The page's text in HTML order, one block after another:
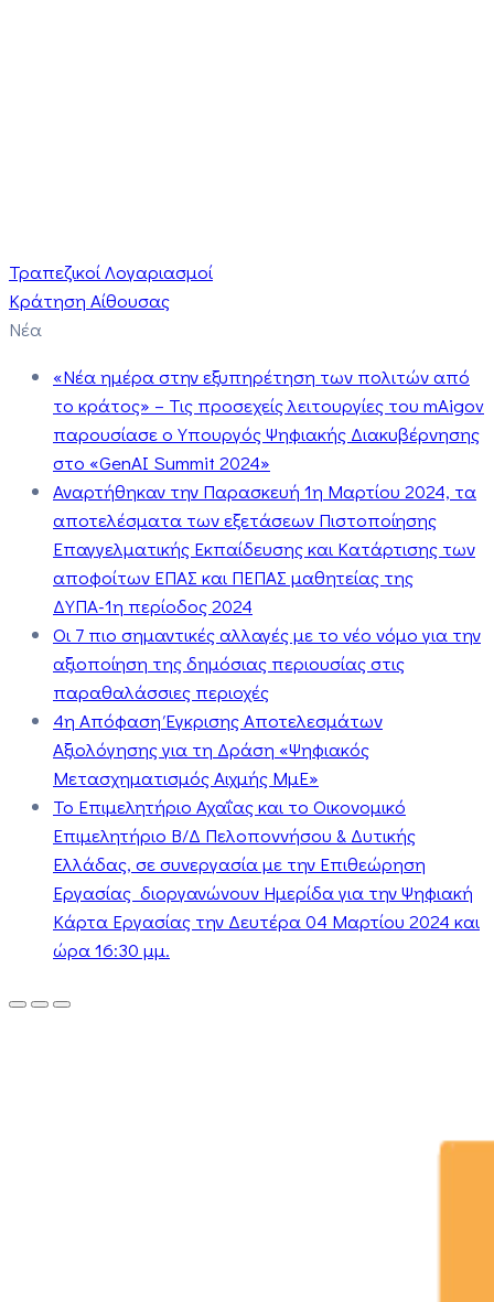
Τραπεζικοί Λογαριασμοί
Κράτηση Αίθουσας
Νέα
«Νέα ημέρα στην εξυπηρέτηση των πολιτών από
το κράτος» – Τις προσεχείς λειτουργίες του mAigov
παρουσίασε ο Υπουργός Ψηφιακής Διακυβέρνησης
στο «GenAI Summit 2024»
Αναρτήθηκαν την Παρασκευή 1η Μαρτίου 2024, τα
αποτελέσματα των εξετάσεων Πιστοποίησης
Επαγγελματικής Εκπαίδευσης και Κατάρτισης των
αποφοίτων ΕΠΑΣ και ΠΕΠΑΣ μαθητείας της
ΔΥΠΑ-1η περίοδος 2024
Οι 7 πιο σημαντικές αλλαγές με το νέο νόμο για την
αξιοποίηση της δημόσιας περιουσίας στις
παραθαλάσσιες περιοχές
4η Απόφαση Έγκρισης Αποτελεσμάτων
Αξιολόγησης για τη Δράση «Ψηφιακός
Μετασχηματισμός Αιχμής ΜμΕ»
Το Επιμελητήριο Αχαΐας και το Οικονομικό
Επιμελητήριο Β/Δ Πελοποννήσου & Δυτικής
Ελλάδας, σε συνεργασία με την Επιθεώρηση
Εργασίας διοργανώνουν Ημερίδα για την Ψηφιακή
Κάρτα Εργασίας την Δευτέρα 04 Μαρτίου 2024 και
ώρα 16:30 μμ.